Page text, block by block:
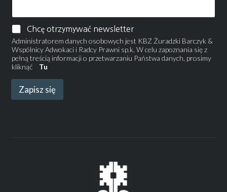
Chcę otrzymywać newsletter
Administratorem danych osobowych jest KBZ Żuradzki Barczyk &
Wspólnicy Adwokaci i Radcy Prawni sp.k. W celu zapoznania się z
pełną treścią informacji o przetwarzaniu Państwa danych, prosimy
kliknąć
Tu
Zapisz się